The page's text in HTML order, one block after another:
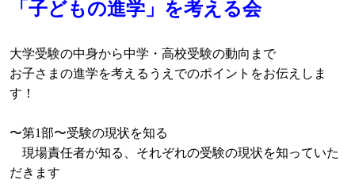
「子どもの進学」を考える会
大学受験の中身から中学・高校受験の動向まで
お子さまの進学を考えるうえでのポイントをお伝えしま
す！
〜第1部〜受験の現状を知る
現場責任者が知る、それぞれの受験の現状を知っていた
だきます